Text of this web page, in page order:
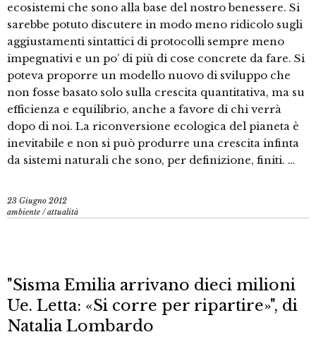
ecosistemi che sono alla base del nostro benessere. Si
sarebbe potuto discutere in modo meno ridicolo sugli
aggiustamenti sintattici di protocolli sempre meno
impegnativi e un po’ di più di cose concrete da fare. Si
poteva proporre un modello nuovo di sviluppo che
non fosse basato solo sulla crescita quantitativa, ma su
efficienza e equilibrio, anche a favore di chi verrà
dopo di noi. La riconversione ecologica del pianeta è
inevitabile e non si può produrre una crescita infinta
da sistemi naturali che sono, per definizione, finiti. …
23 Giugno 2012
ambiente /attualità
"Sisma Emilia arrivano dieci milioni
Ue. Letta: «Si corre per ripartire»", di
Natalia Lombardo